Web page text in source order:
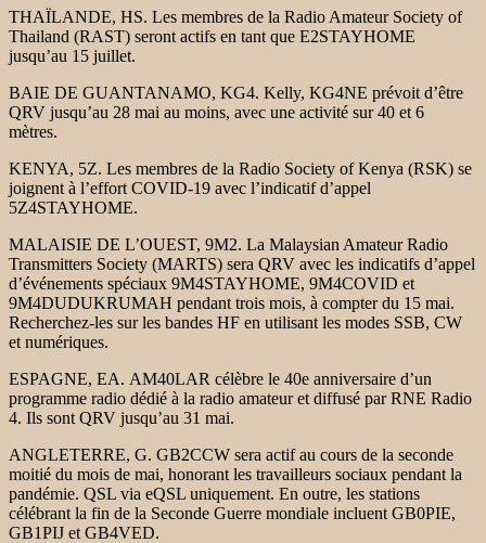
THAÏLANDE, HS. Les membres de la Radio Amateur Society of
Thailand (RAST) seront actifs en tant que E2STAYHOME
jusqu’au 15 juillet.
BAIE DE GUANTANAMO, KG4. Kelly, KG4NE prévoit d’être
QRV jusqu’au 28 mai au moins, avec une activité sur 40 et 6
mètres.
KENYA, 5Z. Les membres de la Radio Society of Kenya (RSK) se
joignent à l’effort COVID-19 avec l’indicatif d’appel
5Z4STAYHOME.
MALAISIE DE L’OUEST, 9M2. La Malaysian Amateur Radio
Transmitters Society (MARTS) sera QRV avec les indicatifs d’appel
d’événements spéciaux 9M4STAYHOME, 9M4COVID et
9M4DUDUKRUMAH pendant trois mois, à compter du 15 mai.
Recherchez-les sur les bandes HF en utilisant les modes SSB, CW
et numériques.
ESPAGNE, EA. AM40LAR célèbre le 40e anniversaire d’un
programme radio dédié à la radio amateur et diffusé par RNE Radio
4. Ils sont QRV jusqu’au 31 mai.
ANGLETERRE, G. GB2CCW sera actif au cours de la seconde
moitié du mois de mai, honorant les travailleurs sociaux pendant la
pandémie. QSL via eQSL uniquement. En outre, les stations
célébrant la fin de la Seconde Guerre mondiale incluent GB0PIE,
GB1PIJ et GB4VED.